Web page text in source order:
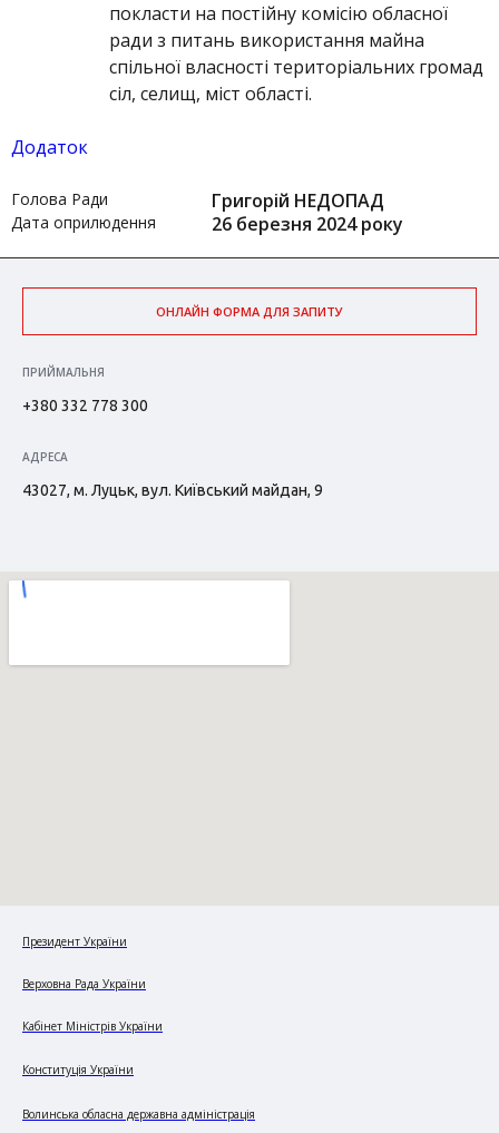
покласти на постійну комісію обласної
ради з питань використання майна
спільної власності територіальних громад
сіл, селищ, міст області.
Додаток
Голова Ради Григорій НЕДОПАД
Дата оприлюдення 26 березня 2024 року
ОНЛАЙН ФОРМА ДЛЯ ЗАПИТУ
ПРИЙМАЛЬНЯ
+380 332 778 300
АДРЕСА
43027, м. Луцьк, вул. Київський майдан, 9
Президент України
Верховна Рада України
Кабінет Міністрів України
Конституція України
Волинська обласна державна адміністрація